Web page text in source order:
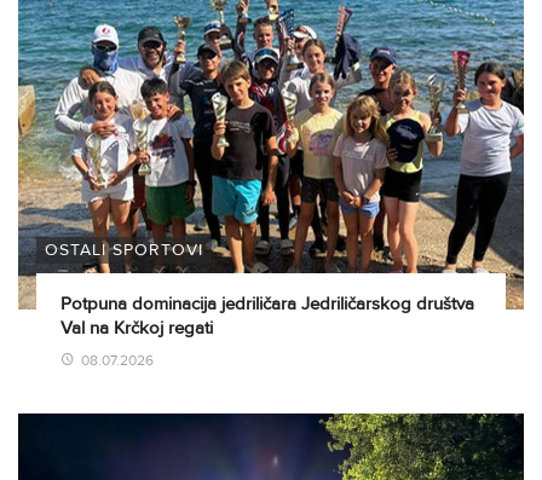
OSTALI SPORTOVI
Potpuna dominacija jedriličara Jedriličarskog društva
Val na Krčkoj regati
08.07.2026